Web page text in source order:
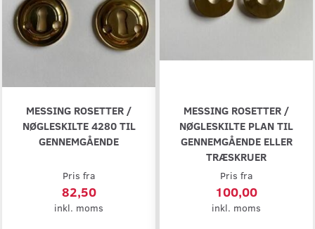
MESSING ROSETTER /
NØGLESKILTE 4280 TIL
GENNEMGÅENDE
Pris fra
82,50
inkl. moms
MESSING ROSETTER /
NØGLESKILTE PLAN TIL
GENNEMGÅENDE ELLER
TRÆSKRUER
Pris fra
100,00
inkl. moms